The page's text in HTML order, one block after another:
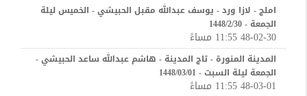
املج - لازا ورد - يوسف عبدالله مقبل الحبيشي - الخميس ليلة
الجمعة - 1448/2/30
48-02-30 11:55 مساءً
المدينة المنورة - تاج المدينة - هاشم عبدالله ساعد الحبيشي -
الجمعة ليلة السبت - 1448/03/01
48-03-01 11:55 مساءً